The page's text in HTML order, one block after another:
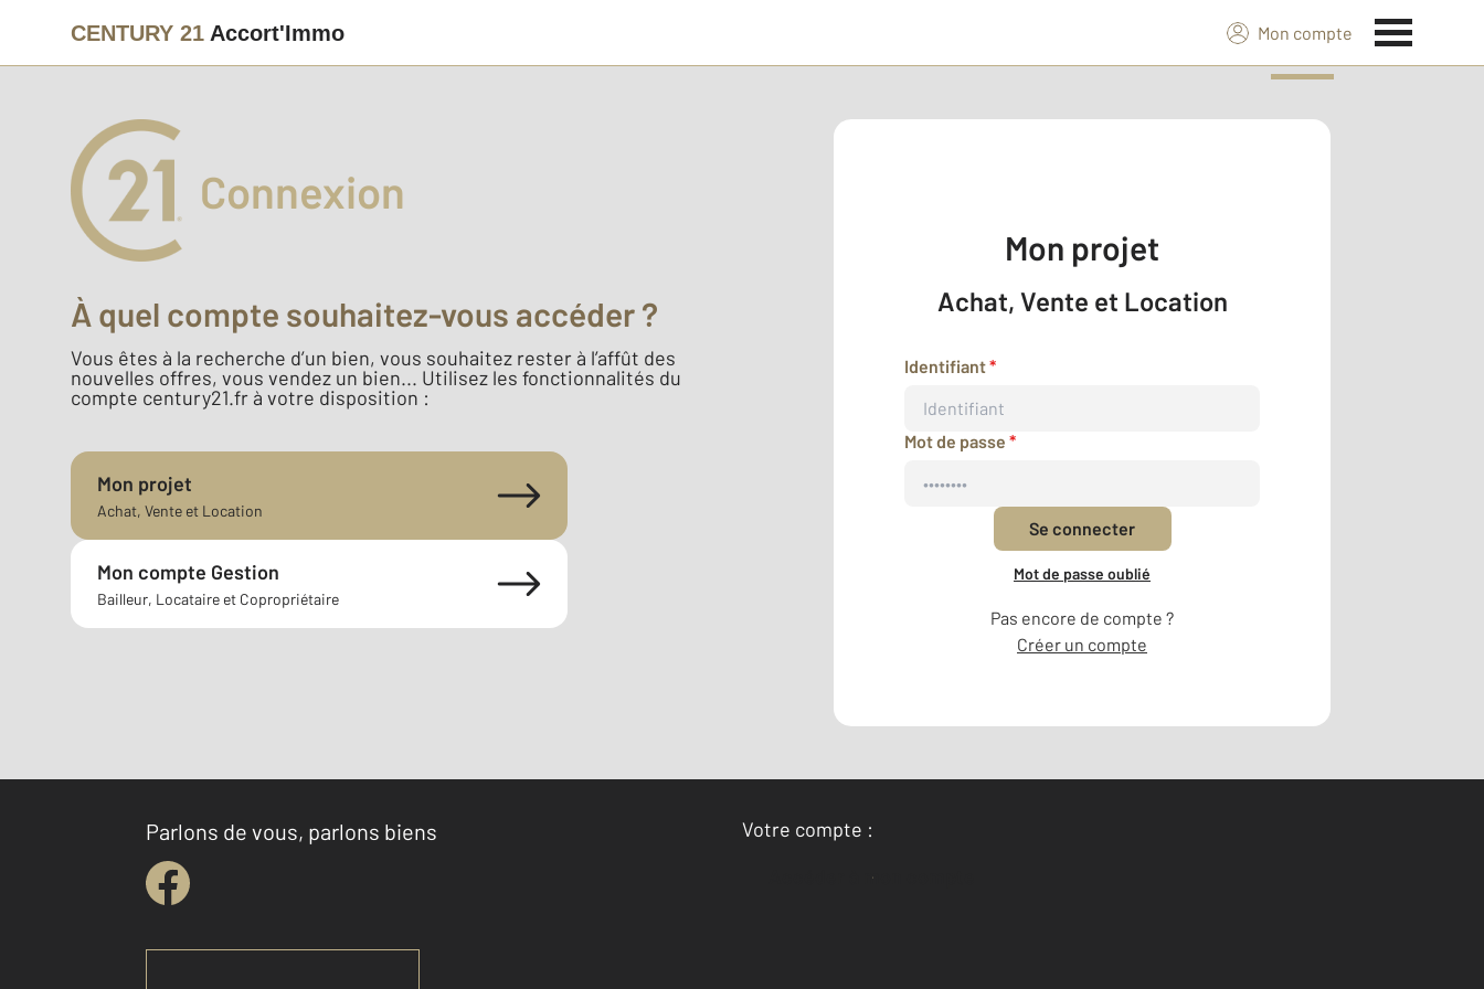
CENTURY 21 Accort'Immo Mon compte
Connexion
À quel compte souhaitez-vous accéder ?
Vous êtes à la recherche d’un bien, vous souhaitez rester à l’affût des
nouvelles offres, vous vendez un bien... Utilisez les fonctionnalités du
compte century21.fr à votre disposition :
Mon projet
Achat, Vente et Location
Mon compte Gestion
Bailleur, Locataire et Copropriétaire
Mon projet
Achat, Vente et Location
Identifiant*
Mot de passe *
Se connecter
Mot de passe oublié
Pas encore de compte ?
Créer un compte
Parlons de vous, parlons biens
Votre compte :
Accéder à mon compte